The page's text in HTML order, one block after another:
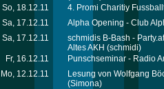
So, 18.12.11 4. Promi Charitiy
Sa, 17.12.11
Alpha Opening - Club
Sa, 17.12.11
schmidis B-Bash -
Altes AKH (schmidi)
Fr, 16.12.11 Punschseminar - Radio
Mo, 12.12.11
Lesung von Wolfgang
(Simona)